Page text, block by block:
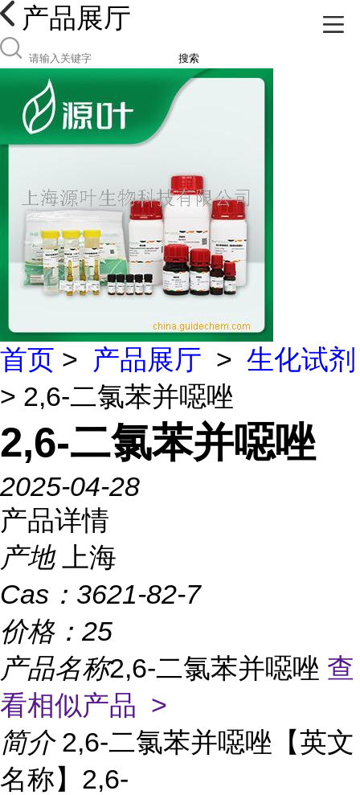
产品展厅
搜索
首页 > 产品展厅 > 生化试剂
> 2,6-二氯苯并噁唑
2,6-二氯苯并噁唑
2025-04-28
产品详情
产地
上海
Cas： 3621-82-7
价格： 25
产品名称2,6-二氯苯并噁唑 查
看相似产品 >
简介 2,6-二氯苯并噁唑【英文
名称】2,6-